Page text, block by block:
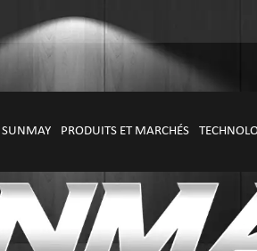
SUNMAY PRODUITS ET MARCHÉS